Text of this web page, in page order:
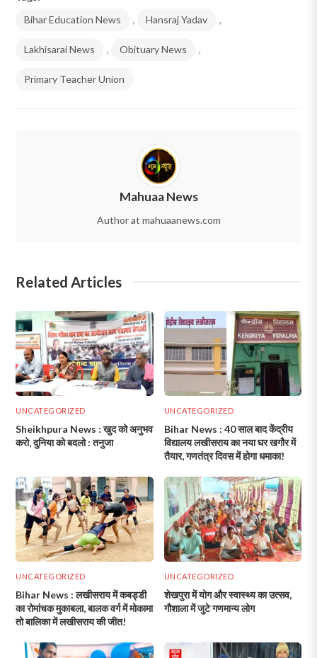
Bihar Education News
, Hansraj Yadav ,
Lakhisarai News , Obituary News ,
Primary Teacher Union
Mahuaa News
Author at mahuaanews.com
Related Articles
UNCATEGORIZED
Sheikhpura News : खुद को अनुभव
करो, दुनिया को बदलो : तनुजा
UNCATEGORIZED
Bihar News : 40 साल बाद केंद्रीय
विद्यालय लखीसराय का नया घर खगौर में
तैयार, गणतंत्र दिवस में होगा धमाका!
UNCATEGORIZED
Bihar News : लखीसराय में कबड्डी
का रोमांचक मुकाबला, बालक वर्ग में मोकामा
तो बालिका में लखीसराय की जीत!
UNCATEGORIZED
शेखपुरा में योग और स्वास्थ्य का उत्सव,
गौशाला में जुटे गणमान्य लोग